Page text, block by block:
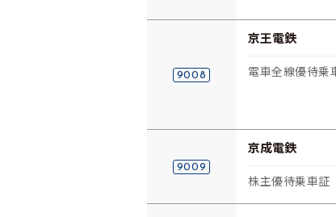
9008
京王電鉄
電車全線優待乗
9009
京成電鉄
株主優待乗車証